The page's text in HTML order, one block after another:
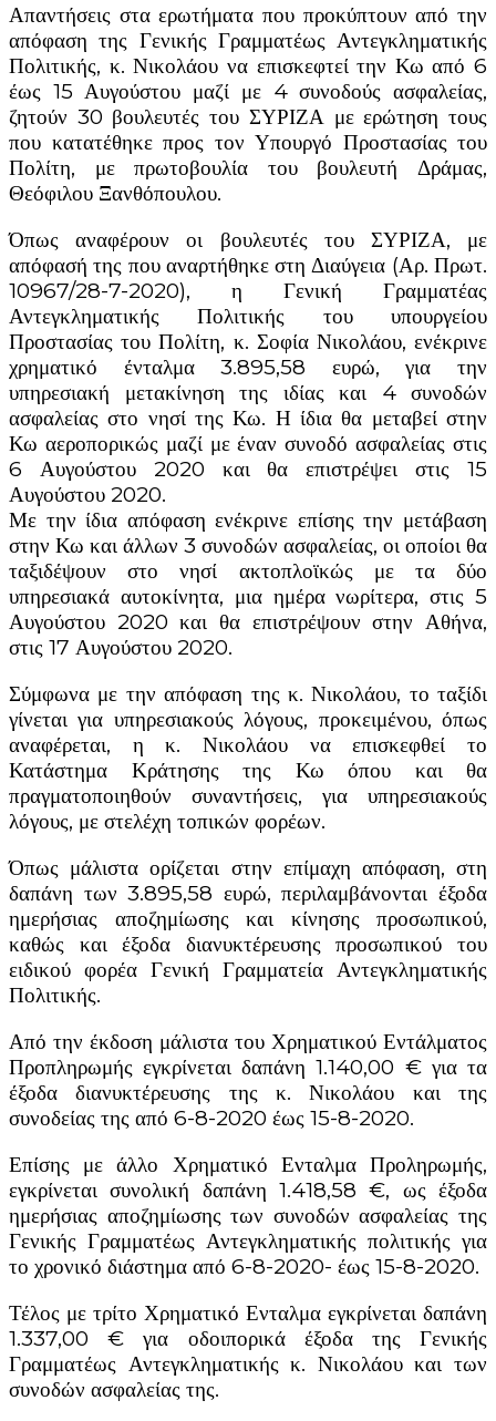
Απαντήσεις στα ερωτήματα που προκύπτουν από την
απόφαση της Γενικής Γραμματέως Αντεγκληματικής
Πολιτικής, κ. Νικολάου να επισκεφτεί την Κω από 6
έως 15 Αυγούστου μαζί με 4 συνοδούς ασφαλείας,
ζητούν 30 βουλευτές του ΣΥΡΙΖΑ με ερώτηση τους
που κατατέθηκε προς τον Υπουργό Προστασίας του
Πολίτη, με πρωτοβουλία του βουλευτή Δράμας,
Θεόφιλου Ξανθόπουλου.
Όπως αναφέρουν οι βουλευτές του ΣΥΡΙΖΑ, με
απόφασή της που αναρτήθηκε στη Διαύγεια (Αρ. Πρωτ.
10967/28-7-2020), η Γενική Γραμματέας
Αντεγκληματικής Πολιτικής του υπουργείου
Προστασίας του Πολίτη, κ. Σοφία Νικολάου, ενέκρινε
χρηματικό ένταλμα 3.895,58 ευρώ, για την
υπηρεσιακή μετακίνηση της ιδίας και 4 συνοδών
ασφαλείας στο νησί της Κω. Η ίδια θα μεταβεί στην
Κω αεροπορικώς μαζί με έναν συνοδό ασφαλείας στις
6 Αυγούστου 2020 και θα επιστρέψει στις 15
Αυγούστου 2020.
Με την ίδια απόφαση ενέκρινε επίσης την μετάβαση
στην Κω και άλλων 3 συνοδών ασφαλείας, οι οποίοι θα
ταξιδέψουν στο νησί ακτοπλοϊκώς με τα δύο
υπηρεσιακά αυτοκίνητα, μια ημέρα νωρίτερα, στις 5
Αυγούστου 2020 και θα επιστρέψουν στην Αθήνα,
στις 17 Αυγούστου 2020.
Σύμφωνα με την απόφαση της κ. Νικολάου, το ταξίδι
γίνεται για υπηρεσιακούς λόγους, προκειμένου, όπως
αναφέρεται, η κ. Νικολάου να επισκεφθεί το
Κατάστημα Κράτησης της Κω όπου και θα
πραγματοποιηθούν συναντήσεις, για υπηρεσιακούς
λόγους, με στελέχη τοπικών φορέων.
Όπως μάλιστα ορίζεται στην επίμαχη απόφαση, στη
δαπάνη των 3.895,58 ευρώ, περιλαμβάνονται έξοδα
ημερήσιας αποζημίωσης και κίνησης προσωπικού,
καθώς και έξοδα διανυκτέρευσης προσωπικού του
ειδικού φορέα Γενική Γραμματεία Αντεγκληματικής
Πολιτικής.
Από την έκδοση μάλιστα του Χρηματικού Εντάλματος
Προπληρωμής εγκρίνεται δαπάνη 1.140,00 € για τα
έξοδα διανυκτέρευσης της κ. Νικολάου και της
συνοδείας της από 6-8-2020 έως 15-8-2020.
Επίσης με άλλο Χρηματικό Ενταλμα Προληρωμής,
εγκρίνεται συνολική δαπάνη 1.418,58 €, ως έξοδα
ημερήσιας αποζημίωσης των συνοδών ασφαλείας της
Γενικής Γραμματέως Αντεγκληματικής πολιτικής για
το χρονικό διάστημα από 6-8-2020- έως 15-8-2020.
Τέλος με τρίτο Χρηματικό Ενταλμα εγκρίνεται δαπάνη
1.337,00 € για οδοιπορικά έξοδα της Γενικής
Γραμματέως Αντεγκληματικής κ. Νικολάου και των
συνοδών ασφαλείας της.